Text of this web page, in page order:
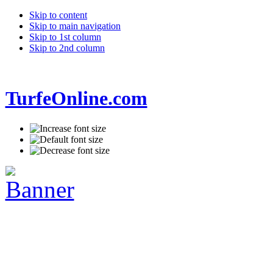
Skip to content
Skip to main navigation
Skip to 1st column
Skip to 2nd column
TurfeOnline.com